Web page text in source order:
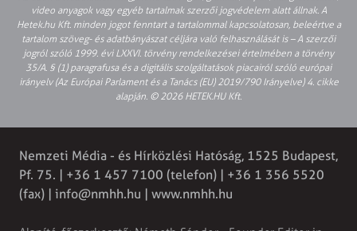
video anyagok vagy egyéb tartalmak szerzői jogvédelem alatt állnak. A
Hetek.hu Kft. minden jogot fenntart a tartalommal kapcsolatosan, beleértve a
tartalom szöveg- és adatbányászat céljára való felhasználását is – A szerzői
jogról szóló 1999. évi LXXVI. törvény rendelkezései értelmében a törvény
35/A. § (1) paragrafusa és a digitális szolgáltatások piacairól szóló európai
irányelv (Az Európai Parlament és a Tanács (EU) 2019/790 Irányelve) 4. cikke
alapján. © 2026 HETEK.HU Kft.
Nemzeti Média - és Hírközlési Hatóság, 1525 Budapest,
Pf. 75. | +36 1 457 7100 (telefon) | +36 1 356 5520
(fax) | info@nmhh.hu | www.nmhh.hu